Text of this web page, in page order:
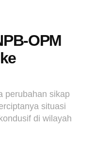
OPM
perubahan sikap
situasi
di wilayah